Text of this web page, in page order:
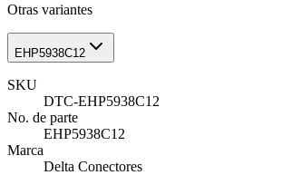
Otras variantes
EHP5938C12
SKU
DTC-EHP5938C12
No. de parte
EHP5938C12
Marca
Delta Conectores